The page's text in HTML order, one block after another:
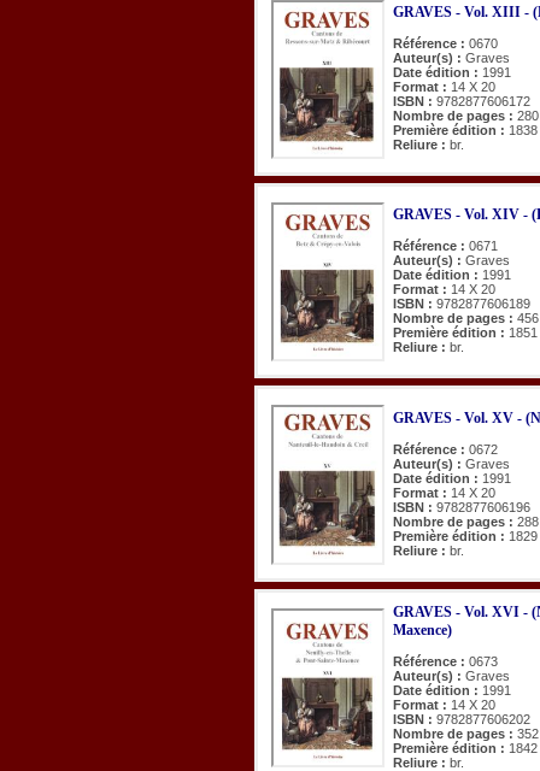
GRAVES - Vol. XIII -
Référence : 0670
Auteur(s) : Graves
Date édition : 1991
Format : 14 X 20
ISBN : 9782877606172
Nombre de pages : 280
Première édition : 1838
Reliure : br.
GRAVES - Vol. XIV -
Référence : 0671
Auteur(s) : Graves
Date édition : 1991
Format : 14 X 20
ISBN : 9782877606189
Nombre de pages : 456
Première édition :
Reliure : br.
GRAVES - Vol. XV -
Référence : 0672
Auteur(s) : Graves
Date édition : 1991
Format : 14 X 20
ISBN : 9782877606196
Nombre de pages : 288
Première édition : 1829
Reliure : br.
GRAVES - Vol. XVI -
Maxence)
Référence : 0673
Auteur(s) : Graves
Date édition : 1991
Format : 14 X 20
ISBN : 9782877606202
Nombre de pages : 352
Première édition : 1842
Reliure : br.